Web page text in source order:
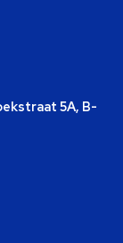
5A, B-